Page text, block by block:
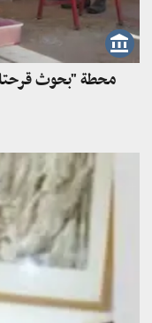
محطة "بحوث قرحتا